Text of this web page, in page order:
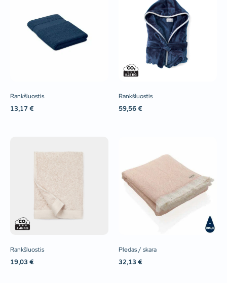
Rankšluostis
13,17 €
Rankšluostis
59,56 €
Rankšluostis
19,03 €
Pledas / skara
32,13 €